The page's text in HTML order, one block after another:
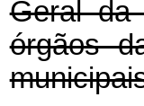
Geral da
órgãos